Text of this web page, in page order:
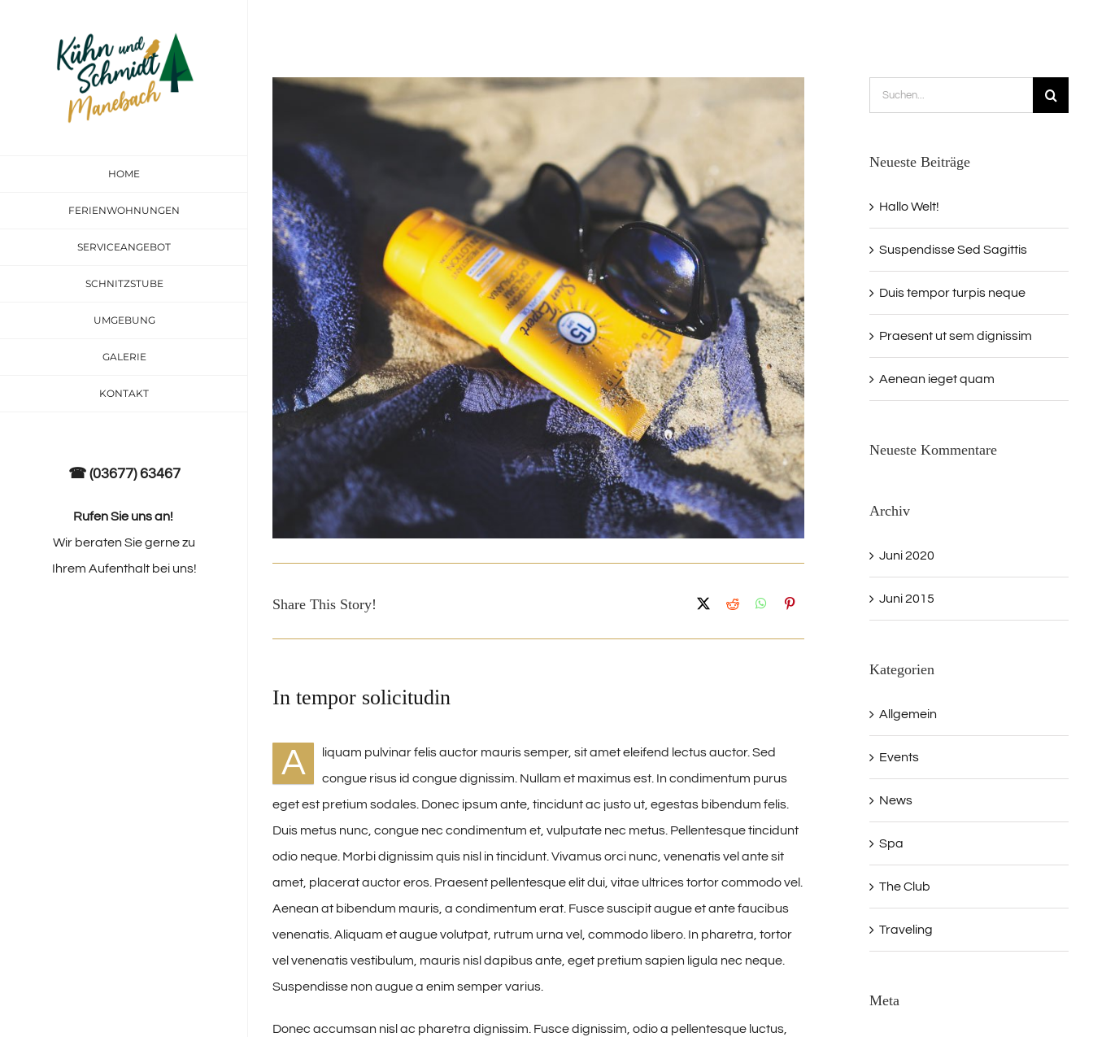
HOME
FERIENWOHNUNGEN
SERVICEANGEBOT
SCHNITZSTUBE
UMGEBUNG
GALERIE
KONTAKT
☎ (03677) 63467
Rufen Sie uns an!
Wir beraten Sie gerne zu
Ihrem Aufenthalt bei uns!
Zeige
Share This Story!
In tempor solicitudin
A
liquam pulvinar felis auctor mauris semper, sit amet eleifend lectus auctor. Sed
congue risus id congue dignissim. Nullam et maximus est. In condimentum purus
eget est pretium sodales. Donec ipsum ante, tincidunt ac justo ut, egestas bibendum felis.
Duis metus nunc, congue nec condimentum et, vulputate nec metus. Pellentesque tincidunt
odio neque. Morbi dignissim quis nisl in tincidunt. Vivamus orci nunc, venenatis vel ante sit
amet, placerat auctor eros. Praesent pellentesque elit dui, vitae ultrices tortor commodo vel.
Aenean at bibendum mauris, a condimentum erat. Fusce suscipit augue et ante faucibus
venenatis. Aliquam et augue volutpat, rutrum urna vel, commodo libero. In pharetra, tortor
vel venenatis vestibulum, mauris nisl dapibus ante, eget pretium sapien ligula nec neque.
Suspendisse non augue a enim semper varius.
Donec accumsan nisl ac pharetra dignissim. Fusce dignissim, odio a pellentesque luctus,
Suche
nach:
Neueste Beiträge
Hallo Welt!
Suspendisse Sed Sagittis
Duis tempor turpis neque
Praesent ut sem dignissim
Aenean ieget quam
Neueste Kommentare
Archiv
Juni 2020
Juni 2015
Kategorien
Allgemein
Events
News
Spa
The Club
Traveling
Meta